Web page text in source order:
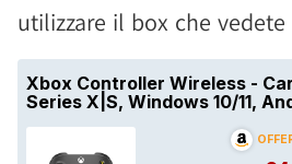
utilizzare il box che